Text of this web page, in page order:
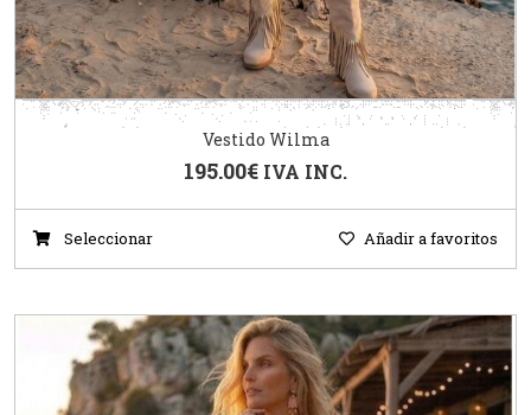
Vestido Wilma
195.00€ IVA INC.
Seleccionar Añadir a favoritos